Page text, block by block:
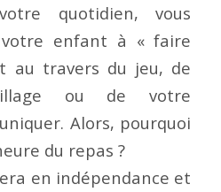
quotidien, vous
enfant à « faire
au travers du jeu, de
ou de votre
Alors, pourquoi
du repas ?
en indépendance et